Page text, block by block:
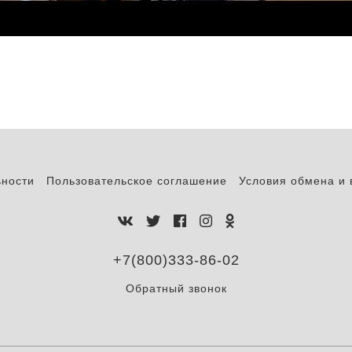
Пользовательское соглашение Условия обмена и
+7(800)333-86-02
Обратный звонок